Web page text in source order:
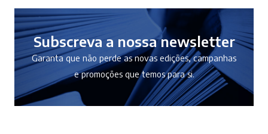
Subscreva a nossa newsletter
Garanta que não perde as novas edições, campanhas
e promoções que temos para si.